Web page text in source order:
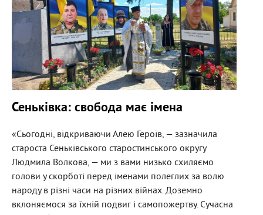
Сеньківка: свобода має імена
«Сьогодні, відкриваючи Алею Героїв, — зазначила
староста Сеньківського старостинського округу
Людмила Волкова, — ми з вами низько схиляємо
голови у скорботі перед іменами полеглих за волю
народу в різні часи на різних війнах. Доземно
вклоняємося за їхній подвиг і самопожертву. Сучасна